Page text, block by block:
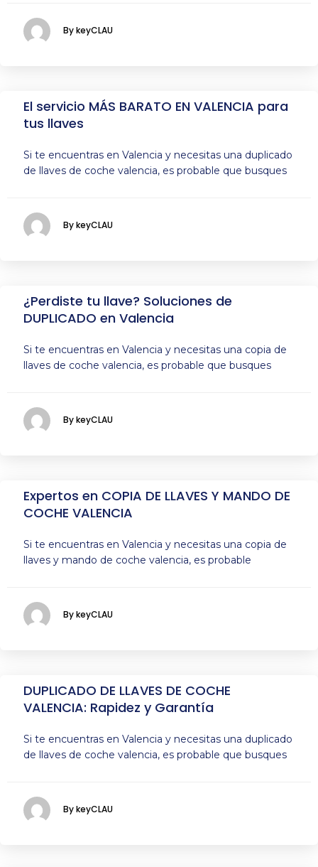
By keyCLAU
El servicio MÁS BARATO EN VALENCIA para
tus llaves
Si te encuentras en Valencia y necesitas una duplicado
de llaves de coche valencia, es probable que busques
By keyCLAU
¿Perdiste tu llave? Soluciones de
DUPLICADO en Valencia
Si te encuentras en Valencia y necesitas una copia de
llaves de coche valencia, es probable que busques
By keyCLAU
Expertos en COPIA DE LLAVES Y MANDO DE
COCHE VALENCIA
Si te encuentras en Valencia y necesitas una copia de
llaves y mando de coche valencia, es probable
By keyCLAU
DUPLICADO DE LLAVES DE COCHE
VALENCIA: Rapidez y Garantía
Si te encuentras en Valencia y necesitas una duplicado
de llaves de coche valencia, es probable que busques
By keyCLAU